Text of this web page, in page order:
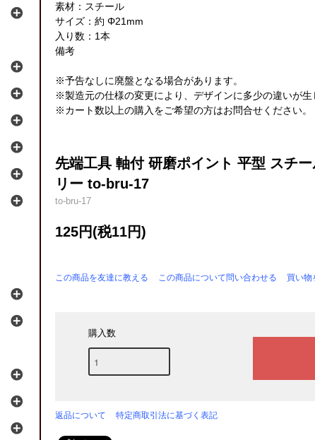
素材：スチール
サイズ：約 Φ21mm
入り数：1本
備考
※予告なしに廃盤となる場合があります。
※製造元の仕様の変更により、デザインに多少の違いが生
※カート数以上の購入をご希望の方はお問合せください。
先端工具 軸付 研磨ポイント 平型 スチ
リー to-bru-17
to-bru-17
125円(税11円)
この商品を友達に教える この商品について問い合わせる 買い物
購入数
返品について 特定商取引法に基づく表記